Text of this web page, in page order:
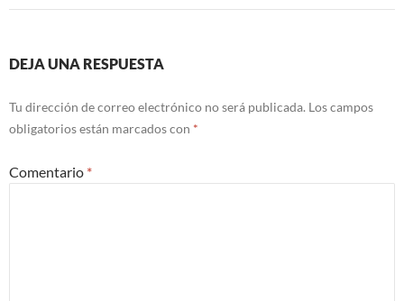
DEJA UNA RESPUESTA
Tu dirección de correo electrónico no será publicada. Los campos
obligatorios están marcados con *
Comentario *